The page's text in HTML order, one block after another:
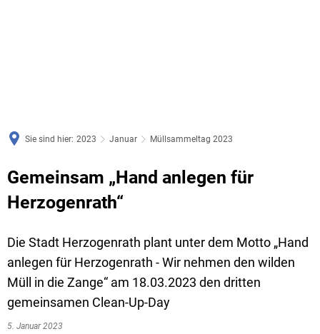
Sie sind hier: 2023 Januar Müllsammeltag 2023
Gemeinsam „Hand anlegen für
Herzogenrath“
Die Stadt Herzogenrath plant unter dem Motto „Hand
anlegen für Herzogenrath - Wir nehmen den wilden
Müll in die Zange“ am 18.03.2023 den dritten
gemeinsamen Clean-Up-Day
5. Januar 2023